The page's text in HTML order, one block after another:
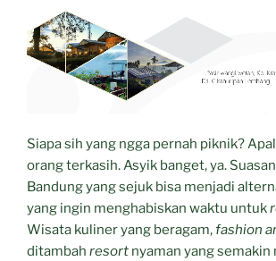
Siapa sih yang ngga pernah piknik?
orang terkasih. Asyik banget, ya.
Bandung yang sejuk bisa menjadi
yang ingin menghabiskan waktu untuk
Wisata kuliner yang beragam,fashion
ditambah resort nyaman yang